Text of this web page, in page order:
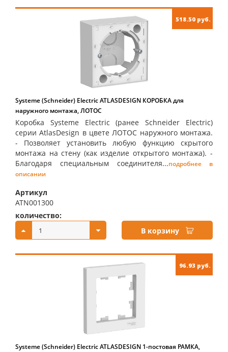
518.50 руб.
Systeme (Schneider) Electric ATLASDESIGN КОРОБКА для
наружного монтажа, ЛОТОС
Коробка Systeme Electric (ранее Schneider Electric)
серии AtlasDesign в цвете ЛОТОС наружного монтажа.
- Позволяет установить любую функцию скрытого
монтажа на стену (как изделие открытого монтажа). -
Благодаря специальным соединителя...подробнее в
описании
Артикул
ATN001300
количество:
В корзину
96.93 руб.
Systeme (Schneider) Electric ATLASDESIGN 1-постовая РАМКА,